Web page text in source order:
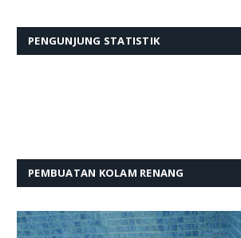
PENGUNJUNG STATISTIK
PEMBUATAN KOLAM RENANG
Pemutar
Video